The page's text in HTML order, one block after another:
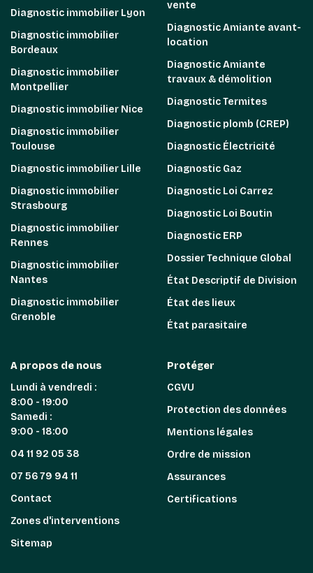
Diagnostic immobilier Lyon
Diagnostic immobilier
Bordeaux
Diagnostic immobilier
Montpellier
Diagnostic immobilier Nice
Diagnostic immobilier
Toulouse
Diagnostic immobilier Lille
Diagnostic immobilier
Strasbourg
Diagnostic immobilier
Rennes
Diagnostic immobilier
Nantes
Diagnostic immobilier
Grenoble
vente
Diagnostic Amiante avant-
location
Diagnostic Amiante
travaux & démolition
Diagnostic Termites
Diagnostic plomb (CREP)
Diagnostic Électricité
Diagnostic Gaz
Diagnostic Loi Carrez
Diagnostic Loi Boutin
Diagnostic ERP
Dossier Technique Global
État Descriptif de Division
État des lieux
État parasitaire
A propos de nous
Lundi à vendredi :
8:00 - 19:00
Samedi :
9:00 - 18:00
04 11 92 05 38
07 56 79 94 11
Contact
Zones d'interventions
Sitemap
Protéger
CGVU
Protection des données
Mentions légales
Ordre de mission
Assurances
Certifications